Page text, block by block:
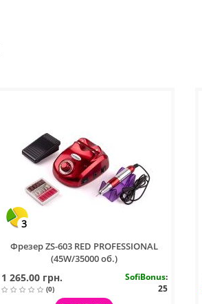
3
Фрезер ZS-603 RED PROFESSIONAL
(45W/35000 об.)
1 265.00 грн.
(0)
SofiBonus:
25